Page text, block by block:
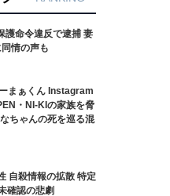
護命令違反で逮捕 妻
情の声も
まぁくん Instagram
・NI-KIの家族を脅
ちゃんの死を巡る混
自殺情報の拡散 特定
確認の悲劇